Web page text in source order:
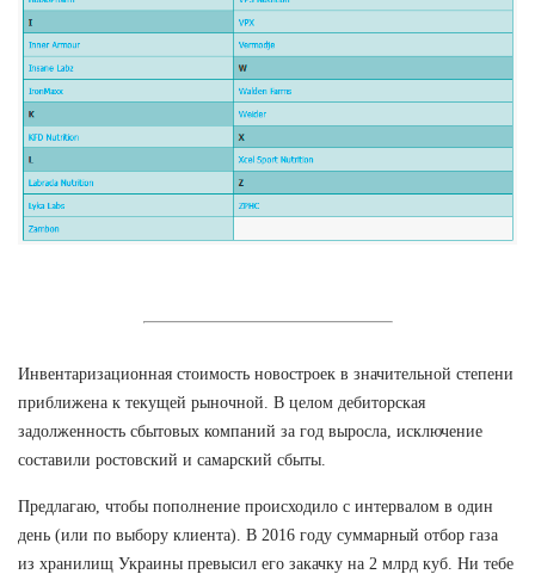
Инвентаризационная стоимость новостроек в значительной степени
приближена к текущей рыночной. В целом дебиторская
задолженность сбытовых компаний за год выросла, исключение
составили ростовский и самарский сбыты.
Предлагаю, чтобы пополнение происходило с интервалом в один
день (или по выбору клиента). В 2016 году суммарный отбор газа
из хранилищ Украины превысил его закачку на 2 млрд куб. Ни тебе